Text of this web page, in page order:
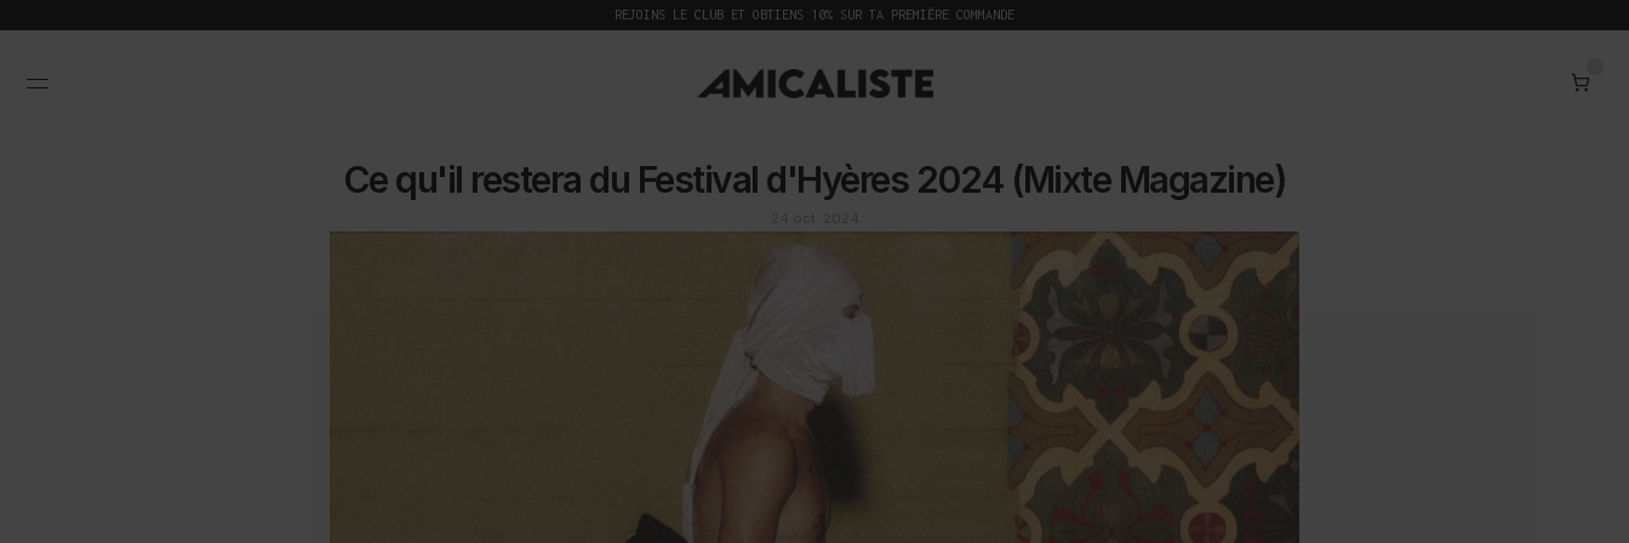
REJOINS LE CLUB ET OBTIENS 10% SUR TA PREMIÈRE COMMANDE
Ce qu'il restera du Festival d'Hyères 2024 (Mixte Magazine)